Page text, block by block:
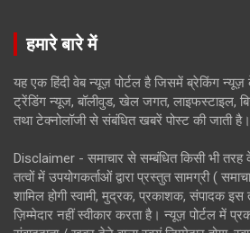
हमारे बारे में
यह एक हिंदी वेब न्यूज़ पोर्टल है जिसमें ब्रेकिंग न्यूज़
ट्रेंडिंग न्यूज, बॉलीवुड, खेल जगत, लाइफस्टाइल,
तथा टेक्नोलॉजी से संबंधित खबरें पोस्ट की जाती है।
Disclaimer - समाचार से सम्बंधित किसी भी
तत्वों में उपयोगकर्ताओं द्वारा प्रस्तुत सामग्री (
शामिल होगी स्वामी, मुद्रक, प्रकाशक, संपादक
ज़िम्मेदार नहीं स्वीकार करता है। न्यूज़ पोर्टल में